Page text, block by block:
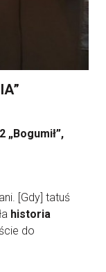
„Bogumił”,
[Gdy] tatuś
historia
do